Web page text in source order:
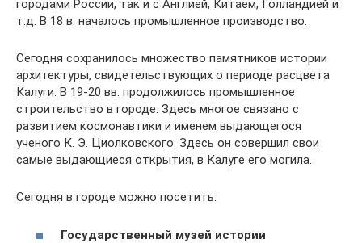
городами России, так и с Англией, Китаем, Голландией и
т.д. В 18 в. началось промышленное производство.
Сегодня сохранилось множество памятников истории
архитектуры, свидетельствующих о периоде расцвета
Калуги. В 19-20 вв. продолжилось промышленное
строительство в городе. Здесь многое связано с
развитием космонавтики и именем выдающегося
ученого К. Э. Циолковского. Здесь он совершил свои
самые выдающиеся открытия, в Калуге его могила.
Сегодня в городе можно посетить:
Государственный музей истории